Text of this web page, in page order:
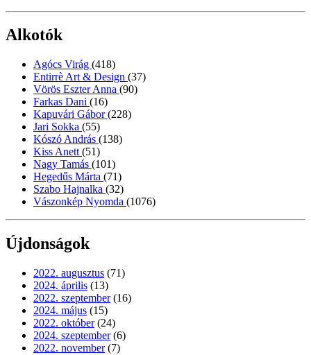
Alkotók
Agócs Virág (418)
Entirrè Art & Design (37)
Vörös Eszter Anna (90)
Farkas Dani (16)
Kapuvári Gábor(228)
Jari Sokka (55)
Kószó András (138)
Kiss Anett (51)
Nagy Tamás (101)
Hegedűs Márta (71)
Szabo Hajnalka (32)
Vászonkép Nyomda (1076)
Újdonságok
2022. augusztus (71)
2024. április (13)
2022. szeptember (16)
2024. május (15)
2022. október (24)
2024. szeptember (6)
2022. november (7)